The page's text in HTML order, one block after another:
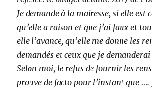
Je demande à la mairesse, si elle est
qu’elle a raison et que j’ai faux et
elle l’avance, qu’elle me donne les
demandés et ceux que je
Selon moi, le refus de fournir les
prouve de facto pour l’instant que ….